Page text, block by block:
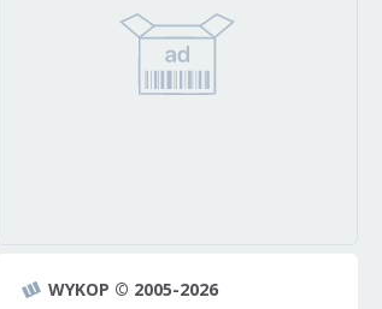
WYKOP © 2005-2026